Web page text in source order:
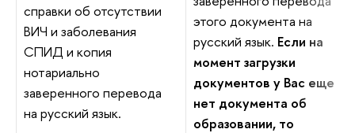
справки об отсутствии
ВИЧ и заболевания
СПИД и копия
нотариально
заверенного перевода
на русский язык.
этого документа на
русский язык. Если на
момент загрузки
документов у Вас еще
нет документа об
образовании, то